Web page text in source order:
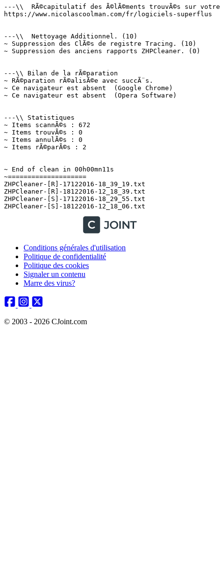
---\\  RÃ©capitulatif des Ã©lÃ©ments trouvÃ©s sur
https://www.nicolascoolman.com/fr/logiciels-superflus
---\\  Nettoyage Additionnel. (10)
~ Suppression des ClÃ©s de registre Tracing. (10)
~ Suppression des anciens rapports ZHPCleaner. (0)
---\\ Bilan de la rÃ©paration
~ RÃ©paration rÃ©alisÃ©e avec succÃ¨s.
~ Ce navigateur est absent  (Google Chrome)
~ Ce navigateur est absent  (Opera Software)
---\\ Statistiques
~ Items scannÃ©s : 672
~ Items trouvÃ©s : 0
~ Items annulÃ©s : 0
~ Items rÃ©parÃ©s : 2
~ End of clean in 00h00mn11s
~====================
ZHPCleaner-[R]-17122016-18_39_19.txt
ZHPCleaner-[R]-18122016-12_18_39.txt
ZHPCleaner-[S]-17122016-18_29_55.txt
Conditions générales d'utilisation
Politique de confidentialité
Politique des cookies
Signaler un contenu
Marre des virus?
© 2003 - 2026 CJoint.com